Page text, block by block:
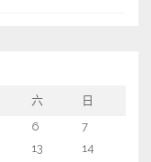
六
日
6
7
13
14